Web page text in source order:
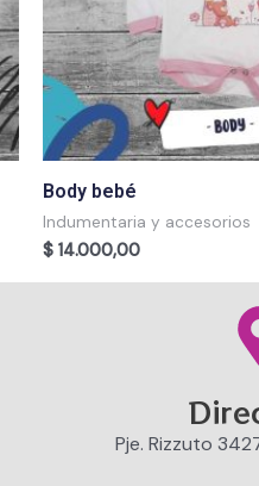
Body bebé
Indumentaria y accesorios
$ 14.000,00
Pje. Rizzuto